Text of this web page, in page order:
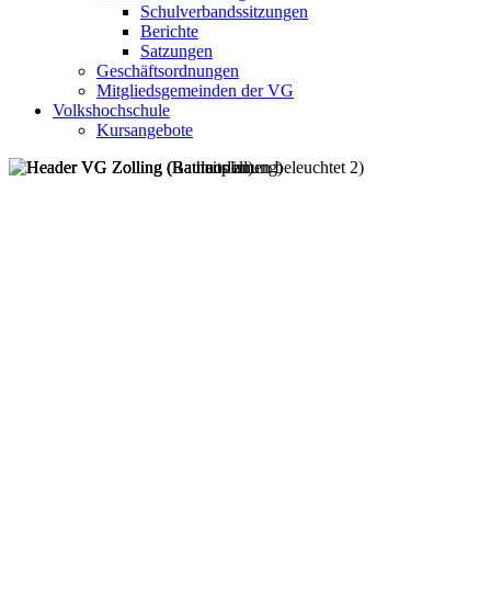
Schulverbandssitzungen
Berichte
Satzungen
Geschäftsordnungen
Mitgliedsgemeinden der VG
Volkshochschule
Kursangebote